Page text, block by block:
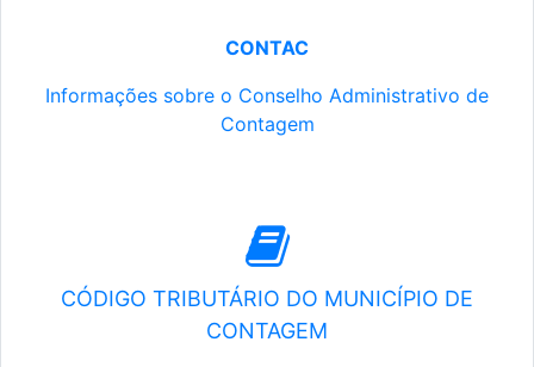
CONTAC
Informações sobre o Conselho Administrativo de
Contagem
CÓDIGO TRIBUTÁRIO DO MUNICÍPIO DE
CONTAGEM